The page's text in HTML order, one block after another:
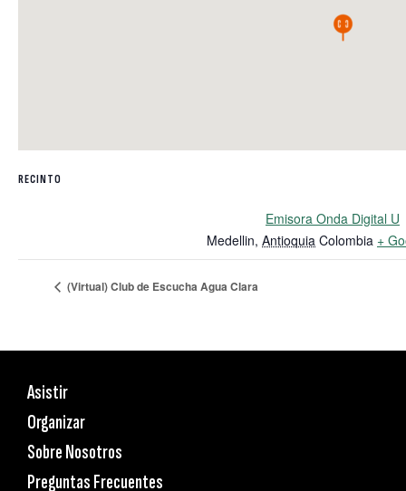
RECINTO
Emisora Onda Digital U
Medellin, Antioquia Colombia +
(Virtual) Club de Escucha Agua Clara
Asistir
Organizar
Sobre Nosotros
Preguntas Frecuentes